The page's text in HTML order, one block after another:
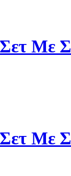
Με
Με